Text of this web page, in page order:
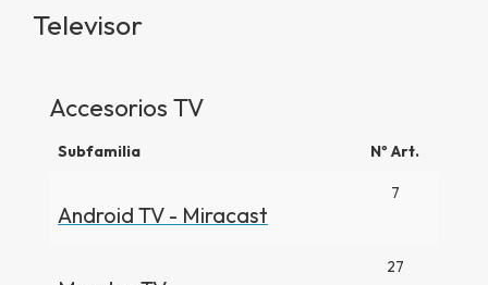
Televisor
Accesorios TV
Subfamilia Nº Art.
Android TV - Miracast
7
27